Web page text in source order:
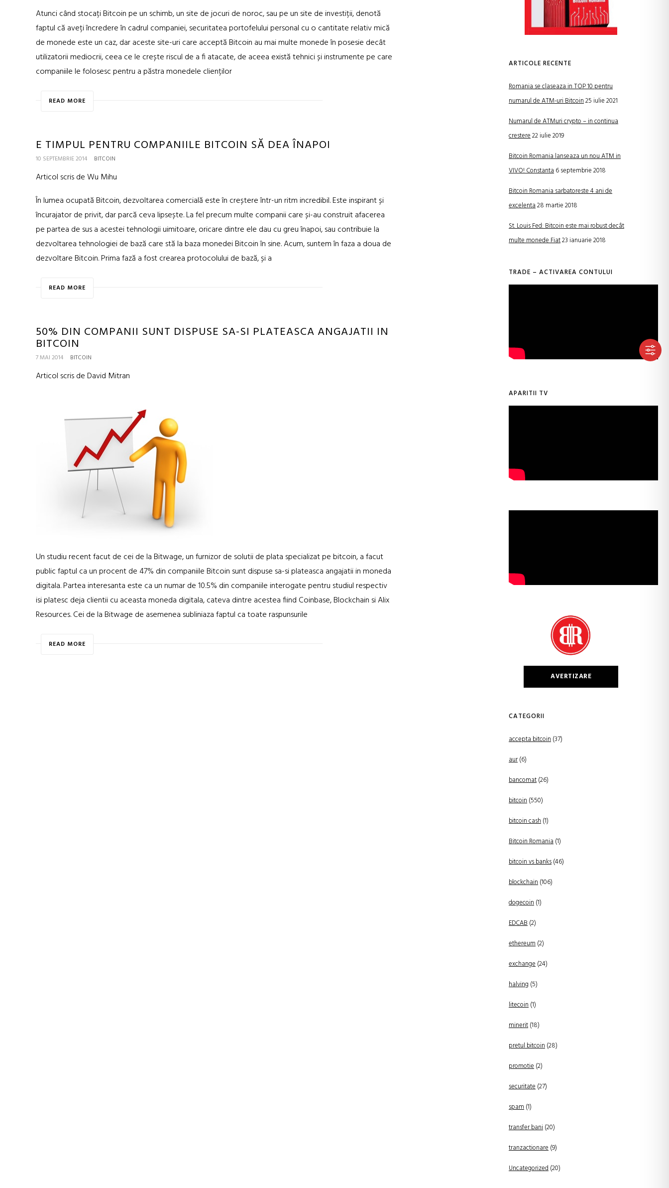
Atunci când stocați Bitcoin pe un schimb, un site de jocuri de noroc, sau pe un site de investiții, denotă
faptul că aveți încredere în cadrul companiei, securitatea portofelului personal cu o cantitate relativ mică
de monede este un caz, dar aceste site-uri care acceptă Bitcoin au mai multe monede în posesie decât
utilizatorii mediocrii, ceea ce le crește riscul de a fi atacate, de aceea există tehnici și instrumente pe care
companiile le folosesc pentru a păstra monedele clienților
READ MORE
E TIMPUL PENTRU COMPANIILE BITCOIN SĂ DEA ÎNAPOI
10 SEPTEMBRIE 2014 BITCOIN
Articol scris de Wu Mihu
În lumea ocupată Bitcoin, dezvoltarea comercială este în creștere într-un ritm incredibil. Este inspirant și
încurajator de privit, dar parcă ceva lipsește. La fel precum multe companii care și-au construit afacerea
pe partea de sus a acestei tehnologii uimitoare, oricare dintre ele dau cu greu înapoi, sau contribuie la
dezvoltarea tehnologiei de bază care stă la baza monedei Bitcoin în sine. Acum, suntem în faza a doua de
dezvoltare Bitcoin. Prima fază a fost crearea protocolului de bază, și a
READ MORE
50% DIN COMPANII SUNT DISPUSE SA-SI PLATEASCA ANGAJATII IN
BITCOIN
7 MAI 2014 BITCOIN
Articol scris de David Mitran
Un studiu recent facut de cei de la Bitwage, un furnizor de solutii de plata specializat pe bitcoin, a facut
public faptul ca un procent de 47% din companiile Bitcoin sunt dispuse sa-si plateasca angajatii in moneda
digitala. Partea interesanta este ca un numar de 10.5% din companiile interogate pentru studiul respectiv
isi platesc deja clientii cu aceasta moneda digitala, cateva dintre acestea fiind Coinbase, Blockchain si Alix
Resources. Cei de la Bitwage de asemenea subliniaza faptul ca toate raspunsurile
READ MORE
ARTICOLE RECENTE
Romania se claseaza in TOP 10 pentru
numarul de ATM-uri Bitcoin25 iulie 2021
Numarul de ATMuri crypto – in continua
crestere22 iulie 2019
Bitcoin Romania lanseaza un nou ATM in
VIVO! Constanta6 septembrie 2018
Bitcoin Romania sarbatoreste 4 ani de
excelenta28 martie 2018
St. Louis Fed: Bitcoin este mai robust decât
multe monede Fiat23 ianuarie 2018
TRADE – ACTIVAREA CONTULUI
APARITII TV
AVERTIZARE
CATEGORII
accepta bitcoin(37)
aur(6)
bancomat(26)
bitcoin(550)
bitcoin cash(1)
Bitcoin Romania(1)
bitcoin vs banks(46)
blockchain(106)
dogecoin(1)
EDCAB(2)
ethereum(2)
exchange(24)
halving (5)
litecoin(1)
minerit(18)
pretul bitcoin(28)
promotie(2)
securitate(27)
spam(1)
transfer bani(20)
tranzactionare(9)
Uncategorized(20)